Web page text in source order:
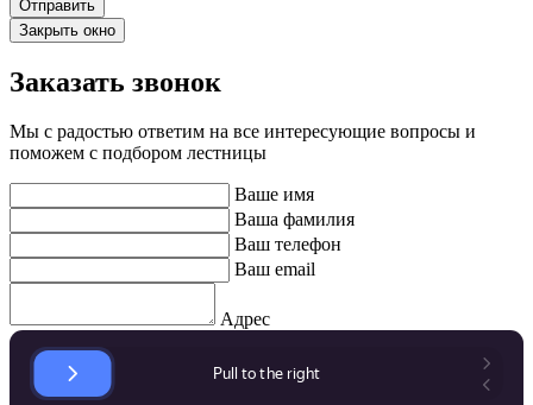
Закрыть окно
Заказать звонок
Мы с радостью ответим на все интересующие вопросы и
поможем с подбором лестницы
Ваше имя
Ваша фамилия
Ваш телефон
Ваш email
Адрес